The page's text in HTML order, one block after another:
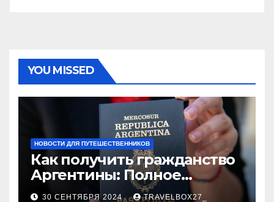
YOU MISSED
НОВОСТИ ДЛЯ ПУТЕШЕСТВЕННИКОВ
Как получить гражданство
Аргентины: Полное
руководство
30 СЕНТЯБРЯ 2024 TRAVELBOX27_